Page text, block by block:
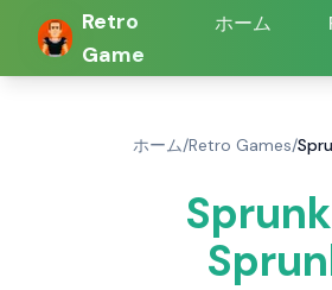
Retro
Game
ホーム
ホーム/Retro Games/